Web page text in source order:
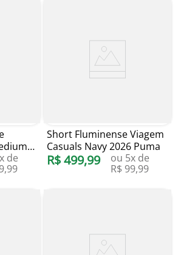
x de
,99
Short Fluminense Viagem
Casuals Navy 2026 Puma
R$499,99 ou 5x de
R$ 99,99